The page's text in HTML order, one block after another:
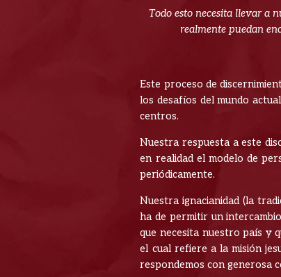
Todo esto necesita llevar a
realmente puedan
Este proceso de
los desafíos del mundo
centros.
Nuestra respuesta a este
en realidad el modelo de
periódicamente.
Nuestra ignacianidad (la
ha de permitir un
que necesita nuestro país y
el cual refiere a la misión
respondemos con generosa